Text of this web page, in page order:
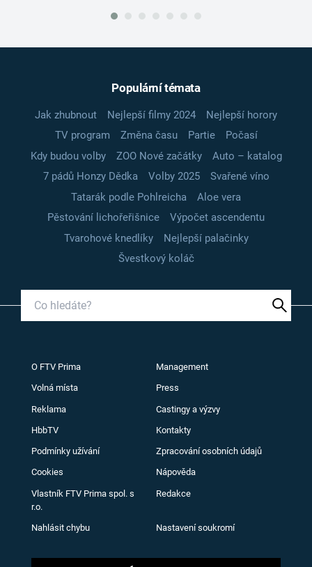
Populární témata
Jak zhubnout Nejlepší filmy 2024
Nejlepší horory
TV program
Změna času Partie
Počasí
Kdy budou volby
ZOO Nové začátky
Auto – katalog
7 pádů Honzy Dědka
Volby 2025
Svařené víno
Tatarák podle Pohlreicha
Aloe vera
Pěstování lichořeřišnice
Výpočet ascendentu
Tvarohové knedlíky
Nejlepší palačinky
Švestkový koláč
O FTV Prima Management
Volná místa Press
Reklama Castingy a výzvy
HbbTV Kontakty
Podmínky užívání Zpracování osobních údajů
Cookies Nápověda
Vlastník FTV Prima spol. s
r.o.
Redakce
Nahlásit chybu Nastavení soukromí